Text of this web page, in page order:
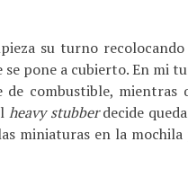
su turno recolocando
pone a cubierto. En mi
combustible,
heavy stubberdecide
miniaturas en la